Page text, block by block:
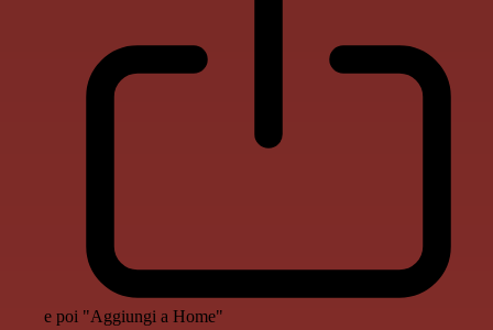
e poi "Aggiungi a Home"